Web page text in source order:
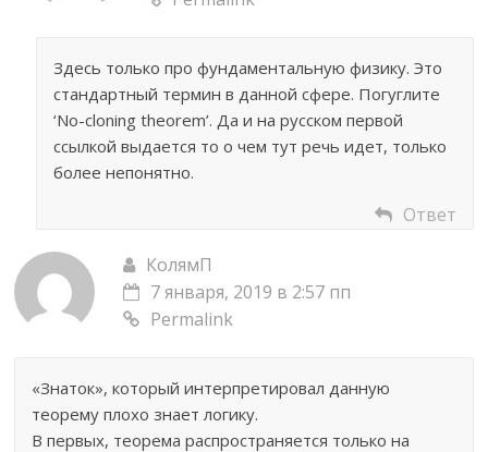
Здесь только про фундаментальную физику. Это
стандартный термин в данной сфере. Погуглите
‘No-cloning theorem’. Да и на русском первой
ссылкой выдается то о чем тут речь идет, только
более непонятно.
Ответ
КолямП
7 января, 2019 в 2:57 пп
Permalink
«Знаток», который интерпретировал данную
теорему плохо знает логику.
В первых, теорема распространяется только на